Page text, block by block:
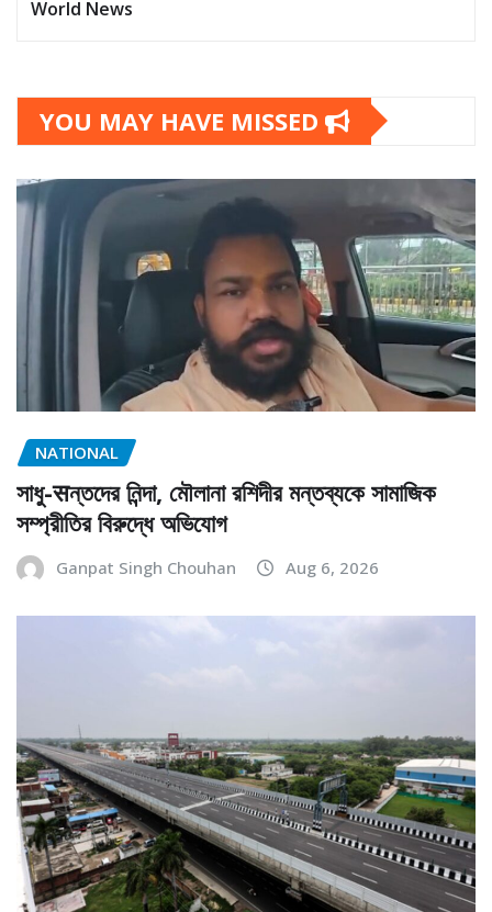
World News
YOU MAY HAVE MISSED
NATIONAL
সাধু-सন্তদের নিন্দা, মৌলানা রশিদীর মন্তব্যকে সামাজিক
সম্প্রীতির বিরুদ্ধে অভিযোগ
Ganpat Singh Chouhan Aug 6, 2026